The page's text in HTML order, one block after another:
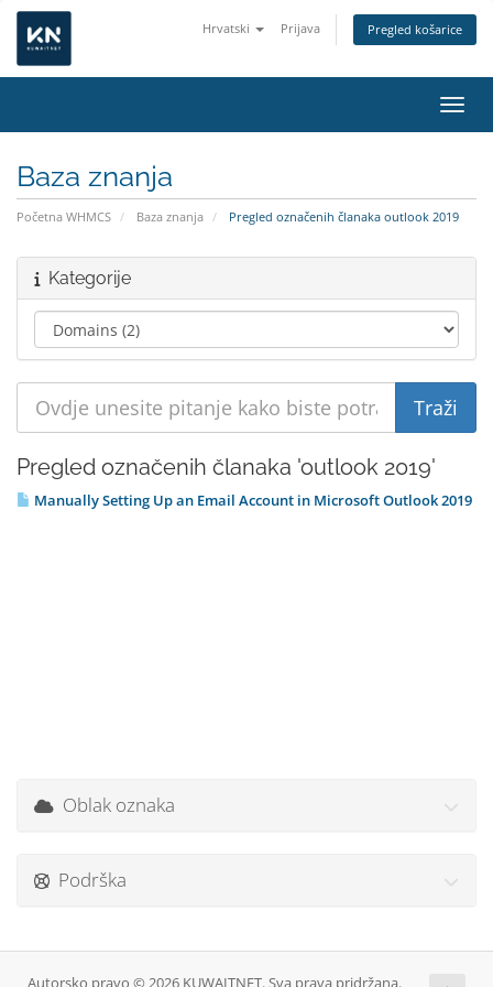
Hrvatski Prijava Pregled košarice
Baza znanja
Početna WHMCS Baza znanja Pregled označenih članaka outlook 2019
Kategorije
Pregled označenih članaka 'outlook 2019'
Manually Setting Up an Email Account in Microsoft Outlook 2019
Oblak oznaka
Podrška
Autorsko pravo © 2026 KUWAITNET. Sva prava pridržana.